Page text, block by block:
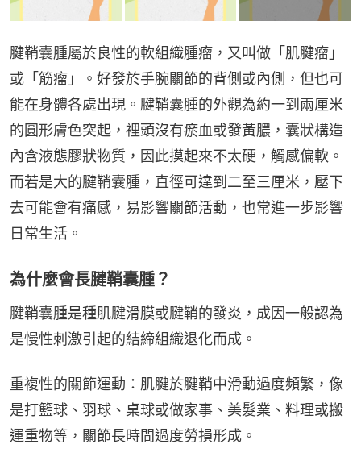
腱鞘囊腫屬於良性的軟組織腫瘤，又叫做「肌腱瘤」
或「筋瘤」。好發於手腕關節的背側或內側，但也可
能在身體各處出現。腱鞘囊腫的外觀為約一到兩厘米
的圓形膚色突起，裡頭沒有瘀血或發黃膿，囊狀構造
內含液態膠狀物質，因此摸起來不太硬，觸感偏軟。
而若是大的腱鞘囊腫，直徑可達到二至三厘米，壓下
去可能會有痛感，易影響關節活動，也常進一步影響
日常生活。
為什麼會長腱鞘囊腫？
腱鞘囊腫是種肌腱滑膜或腱鞘的發炎，成因一般認為
是慢性刺激引起的結締組織退化而成。
重複性的關節運動：肌腱於腱鞘中滑動過度頻繁，像
是打籃球、羽球、桌球或做家事、美髮業、料理或搬
運重物等，關節長時間過度勞損形成。